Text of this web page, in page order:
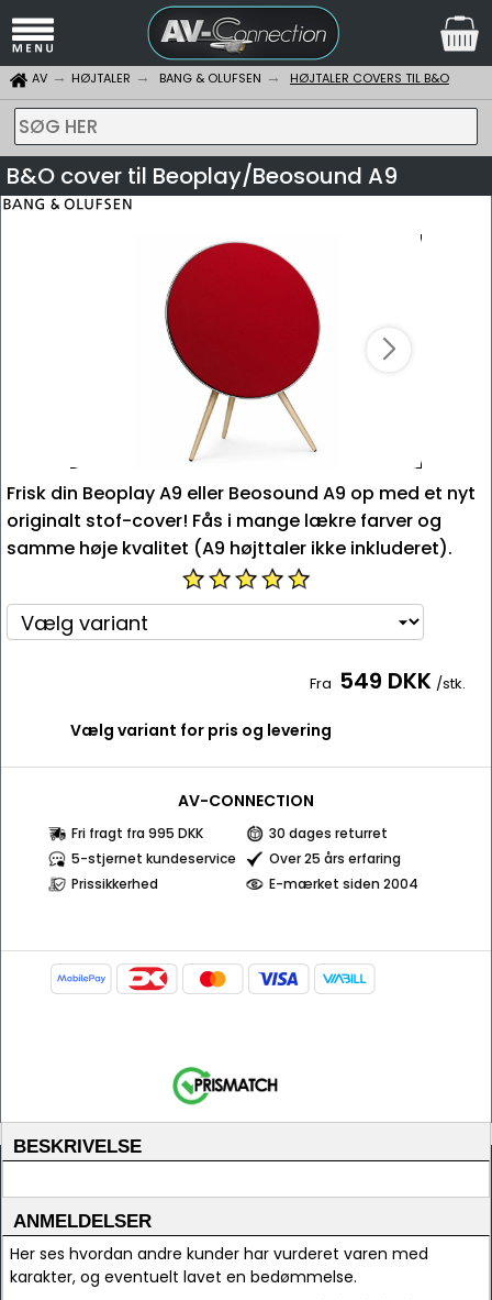
AV HØJTALER BANG & OLUFSEN HØJTALER COVERS TIL B&O
SØG HER
B&O cover til Beoplay/Beosound A9
Frisk din Beoplay A9 eller Beosound A9 op med et nyt
originalt stof-cover! Fås i mange lækre farver og
samme høje kvalitet (A9 højttaler ikke inkluderet).
Fra 549 DKK /stk.
Vælg variant for pris og levering
AV-CONNECTION
Fri fragt fra 995 DKK
30 dages returret
5-stjernet kundeservice
Over 25 års erfaring
Prissikkerhed
E-mærket siden 2004
BESKRIVELSE
ANMELDELSER
Her ses hvordan andre kunder har vurderet varen med
karakter, og eventuelt lavet en bedømmelse.